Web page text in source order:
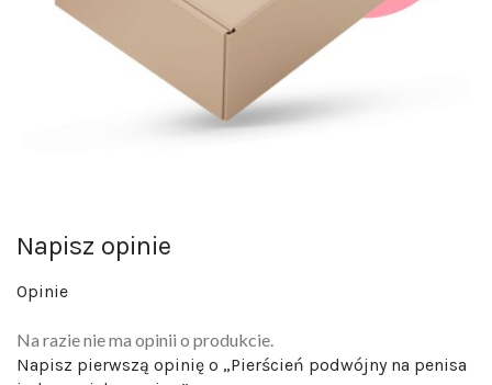
Opinie
Napisz pierwszą opinię o „Pierścień podwójny na penisa
jądra zacisk sex ring”